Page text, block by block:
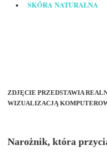
SKÓRA NATURALNA
ZDJĘCIE PRZEDSTAWIA
WIZUALIZACJĄ
Narożnik, która